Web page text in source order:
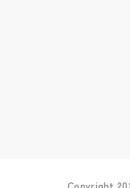
Copyright